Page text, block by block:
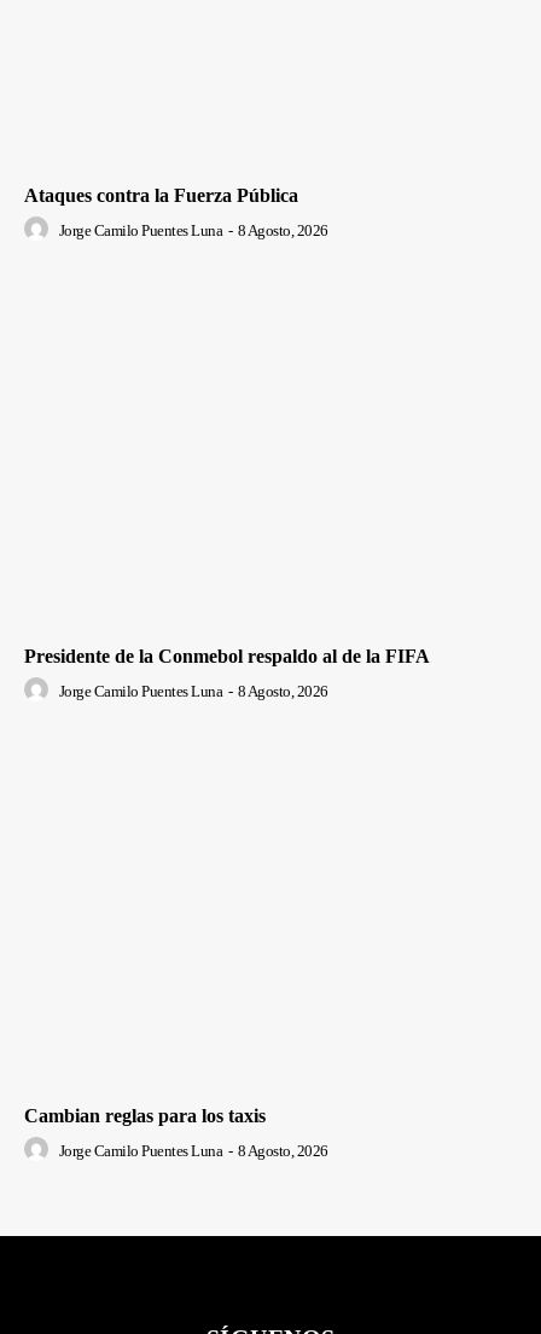
Ataques contra la Fuerza Pública
Jorge Camilo Puentes Luna - 8 Agosto, 2026
Presidente de la Conmebol respaldo al de la FIFA
Jorge Camilo Puentes Luna - 8 Agosto, 2026
Cambian reglas para los taxis
Jorge Camilo Puentes Luna - 8 Agosto, 2026